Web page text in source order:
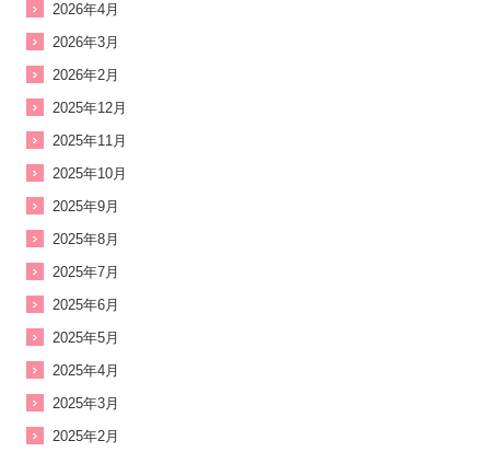
2026年4月
2026年3月
2026年2月
2025年12月
2025年11月
2025年10月
2025年9月
2025年8月
2025年7月
2025年6月
2025年5月
2025年4月
2025年3月
2025年2月